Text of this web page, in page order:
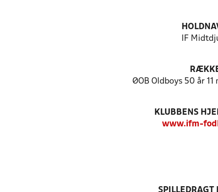
IF
ØOB Oldboys 50 år
KLUBBENS
www.ifm-
SPILLEDRAGT